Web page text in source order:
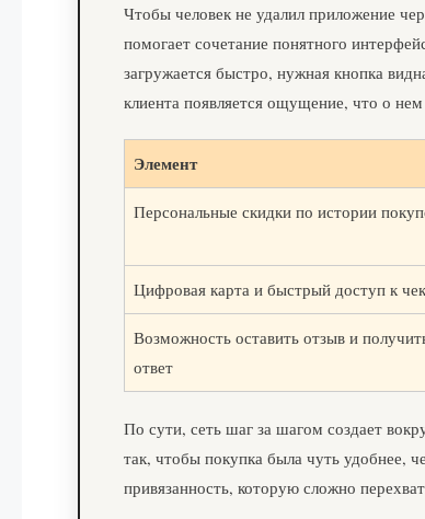
Чтобы человек не удалил приложение
помогает сочетание понятного
загружается быстро, нужная кнопка
клиента появляется ощущение, что о нем
Элемент
Персональные скидки по истории
Цифровая карта и быстрый доступ к
Возможность оставить отзыв и
ответ
По сути, сеть шаг за шагом создает
так, чтобы покупка была чуть удобнее,
привязанность, которую сложно